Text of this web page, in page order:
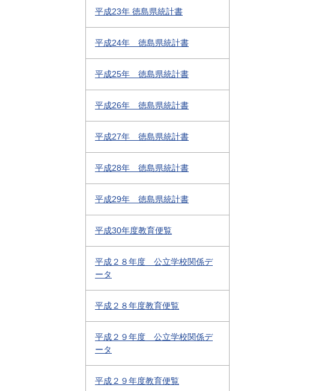
平成23年 徳島県統計書
平成24年 徳島県統計書
平成25年 徳島県統計書
平成26年 徳島県統計書
平成27年 徳島県統計書
平成28年 徳島県統計書
平成29年 徳島県統計書
平成30年度教育便覧
平成２８年度 公立学校関係デ
ータ
平成２８年度教育便覧
平成２９年度 公立学校関係デ
ータ
平成２９年度教育便覧